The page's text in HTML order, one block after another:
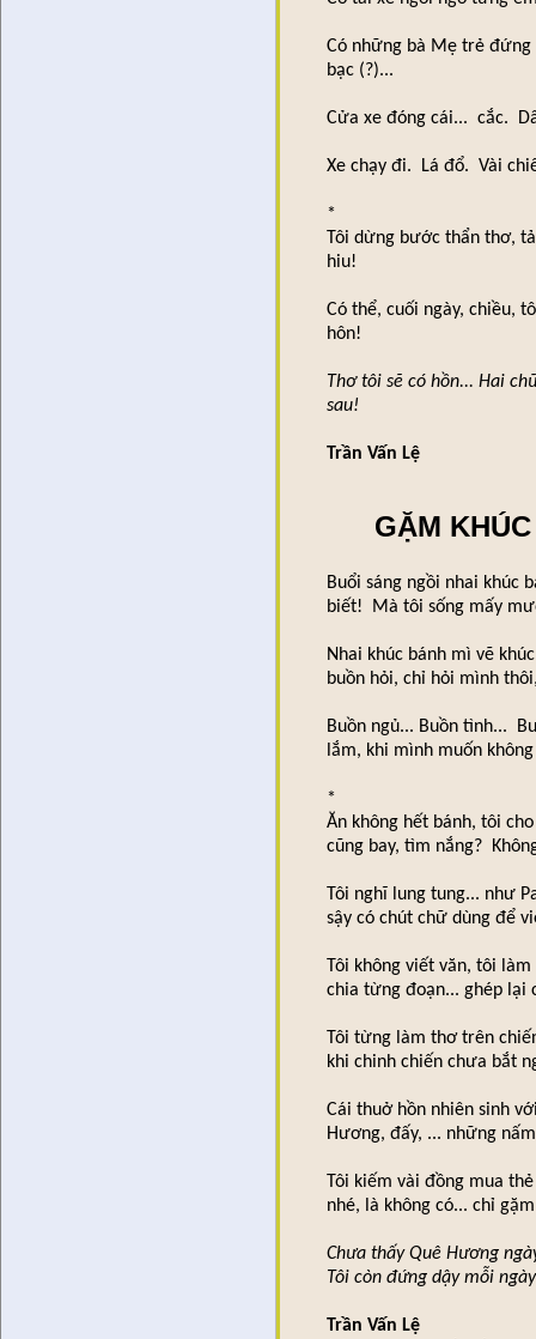
Có những bà Mẹ trẻ
bạc (?)...
Cửa xe đóng cái... cắc.
Xe chạy đi. Lá đổ. Vài
*
Tôi dừng bước thẩn thơ,
hiu!
Có thể, cuối ngày, chiều,
hôn!
Thơ tôi sẽ có hồn... Hai
sau!
Trần Vấn Lệ
GẶM
Buổi sáng ngồi nhai khúc
biết! Mà tôi sống mấy
Nhai khúc bánh mì vẽ
buồn hỏi, chỉ hỏi mình
Buồn ngủ... Buồn tình...
lắm, khi mình muốn
*
Ăn không hết bánh, tôi
cũng bay, tìm nắng?
Tôi nghĩ lung tung... như
sậy có chút chữ dùng để
Tôi không viết văn, tôi
chia từng đoạn... ghép lại
Tôi từng làm thơ trên
khi chinh chiến chưa bắt
Cái thuở hồn nhiên sinh
Hương, đấy, ... những
Tôi kiếm vài đồng mua
nhé, là không có... chỉ
Chưa thấy Quê Hương
Tôi còn đứng dậy mỗi
Trần Vấn Lệ